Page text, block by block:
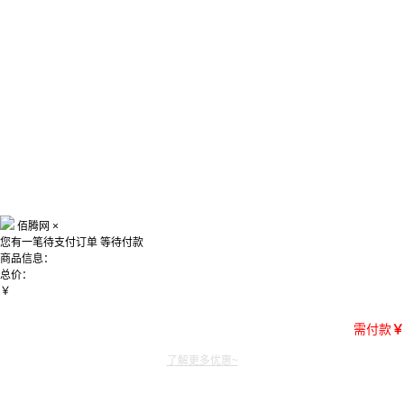
佰腾网 ×
您有一笔待支付订单 等待付款
商品信息：
总价：
￥
需付款￥
了解更多优惠~